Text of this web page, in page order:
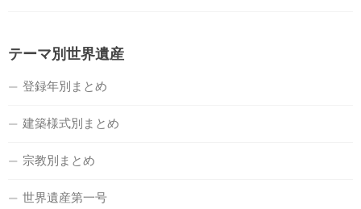
テーマ別世界遺産
登録年別まとめ
建築様式別まとめ
宗教別まとめ
世界遺産第一号